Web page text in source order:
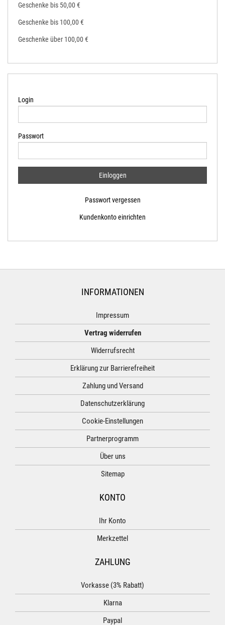
Geschenke bis 50,00 €
Geschenke bis 100,00 €
Geschenke über 100,00 €
Login
Passwort
Passwort vergessen
Kundenkonto einrichten
INFORMATIONEN
Impressum
Vertrag widerrufen
Widerrufsrecht
Erklärung zur Barrierefreiheit
Zahlung und Versand
Datenschutzerklärung
Cookie-Einstellungen
Partnerprogramm
Über uns
Sitemap
KONTO
Ihr Konto
Merkzettel
ZAHLUNG
Vorkasse (3% Rabatt)
Klarna
Paypal